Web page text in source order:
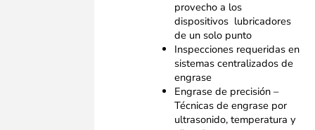
provecho a los
dispositivos lubricadores
de un solo punto
Inspecciones requeridas en
sistemas centralizados de
engrase
Engrase de precisión –
Técnicas de engrase por
ultrasonido, temperatura y